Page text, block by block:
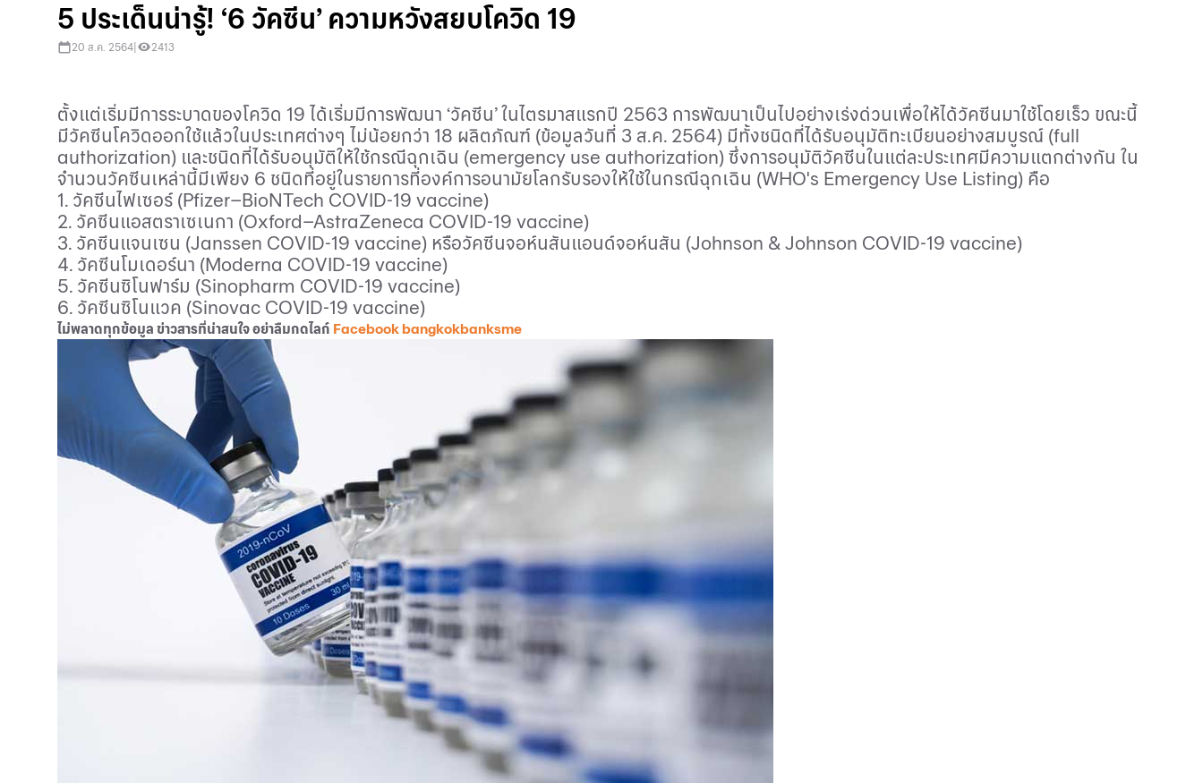
5 ประเด็นน่ารู้! ‘6 วัคซีน’ ความหวังสยบโควิด 19
20 ส.ค. 2564 2413
ตั้งแต่เริ่มมีการระบาดของโควิด 19 ได้เริ่มมีการพัฒนา ‘วัคซีน’ ในไตรมาสแรกปี 2563 การพัฒนาเป็นไปอย่างเร่งด่วนเพื่อให้ได้วัคซีนมาใช้โดยเร็ว ขณะนี้
มีวัคซีนโควิดออกใช้แล้วในประเทศต่างๆ ไม่น้อยกว่า 18 ผลิตภัณฑ์ (ข้อมูลวันที่ 3 ส.ค. 2564) มีทั้งชนิดที่ได้รับอนุมัติทะเบียนอย่างสมบูรณ์ (full
authorization) และชนิดที่ได้รับอนุมัติให้ใช้กรณีฉุกเฉิน (emergency use authorization) ซึ่งการอนุมัติวัคซีนในแต่ละประเทศมีความแตกต่างกัน ใน
จำนวนวัคซีนเหล่านี้มีเพียง 6 ชนิดที่อยู่ในรายการที่องค์การอนามัยโลกรับรองให้ใช้ในกรณีฉุกเฉิน (WHO's Emergency Use Listing) คือ
1. วัคซีนไฟเซอร์ (Pfizer–BioNTech COVID-19 vaccine)
2. วัคซีนแอสตราเซเนกา (Oxford–AstraZeneca COVID-19 vaccine)
3. วัคซีนแจนเซน (Janssen COVID-19 vaccine) หรือวัคซีนจอห์นสันแอนด์จอห์นสัน (Johnson & Johnson COVID-19 vaccine)
4. วัคซีนโมเดอร์นา (Moderna COVID-19 vaccine)
5. วัคซีนซิโนฟาร์ม (Sinopharm COVID-19 vaccine)
6. วัคซีนซิโนแวค (Sinovac COVID-19 vaccine)
ไม่พลาดทุกข้อมูล ข่าวสารที่น่าสนใจ อย่าลืมกดไลก์ Facebook bangkokbanksme